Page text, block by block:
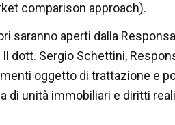
comparison approach).
saranno aperti dalla
Il dott. Sergio Schettini,
oggetto di trattazione e
di unità immobiliari e diritti